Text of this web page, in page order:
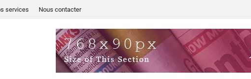
services Nous contacter